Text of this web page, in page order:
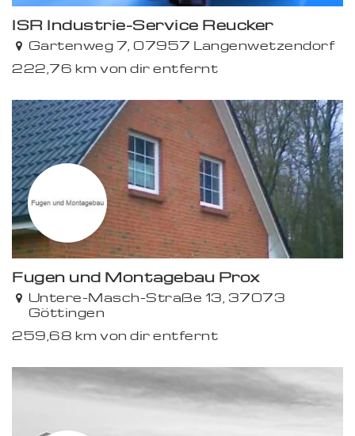
Premium
ISR Industrie-Service Reucker
Gartenweg 7, 07957 Langenwetzendorf
222,76 km von dir entfernt
Premium
Fugen und Montagebau Prox
Untere-Masch-Straße 13, 37073
Göttingen
259,68 km von dir entfernt